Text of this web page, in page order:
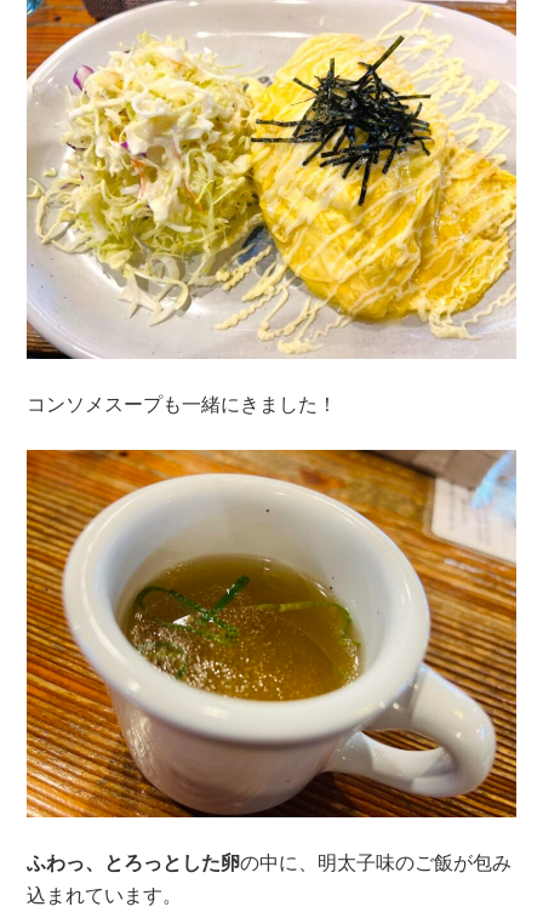
コンソメスープも一緒にきました！
ふわっ、とろっとした卵の中に、明太子味のご飯が包み
込まれています。